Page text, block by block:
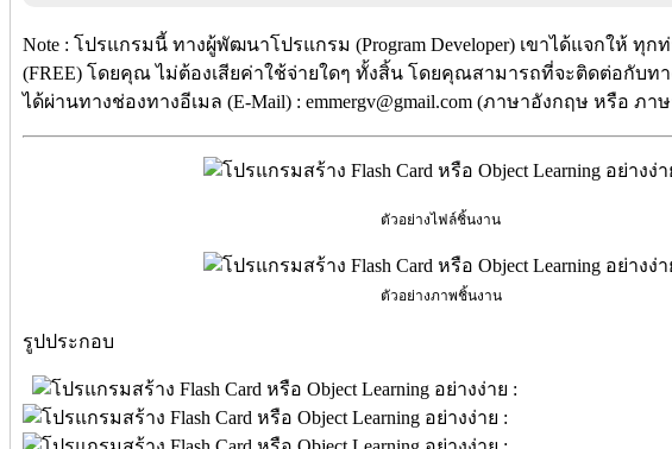
Note : โปรแกรมนี้ ทางผู้พัฒนาโปรแกรม (Program Developer) เขาได้แจกให้ ทุ
(FREE) โดยคุณ ไม่ต้องเสียค่าใช้จ่ายใดๆ ทั้งสิ้น โดยคุณสามารถที่จะติดต่อกับ
ได้ผ่านทางช่องทางอีเมล (E-Mail) : emmergv@gmail.com (ภาษาอังกฤษ หรือ ภา
ตัวอย่างไฟล์ชิ้นงาน
ตัวอย่างภาพชิ้นงาน
รูปประกอบ